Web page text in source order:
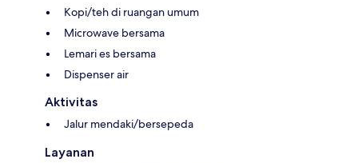
Kopi/teh di ruangan umum
Microwave bersama
Lemari es bersama
Dispenser air
Aktivitas
Jalur mendaki/bersepeda
Layanan